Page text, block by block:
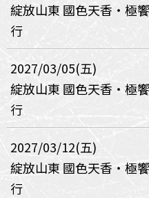
綻放山東 國色天香・極
行
2027/03/05(五)
綻放山東 國色天香・極
行
2027/03/12(五)
綻放山東 國色天香・極
行